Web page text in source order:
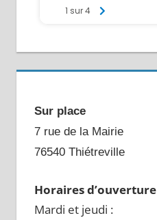
Sur place
7 rue de la Mairie
76540 Thiétreville
Horaires d’ouverture
Mardi et jeudi :